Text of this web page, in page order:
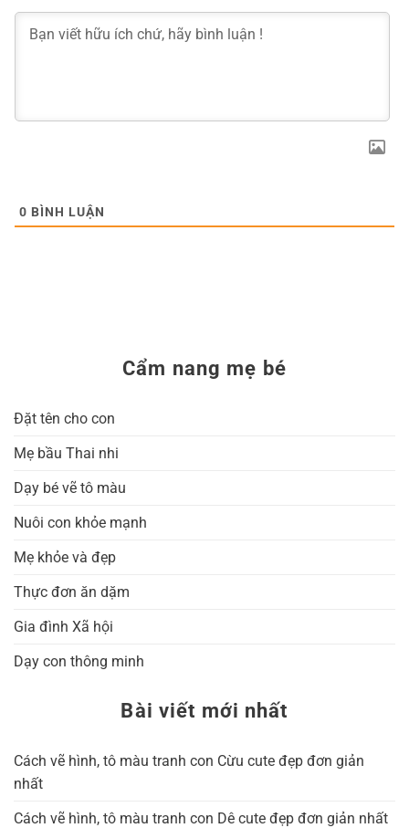
0 BÌNH LUẬN
Cẩm nang mẹ bé
Đặt tên cho con
Mẹ bầu Thai nhi
Dạy bé vẽ tô màu
Nuôi con khỏe mạnh
Mẹ khỏe và đẹp
Thực đơn ăn dặm
Gia đình Xã hội
Dạy con thông minh
Bài viết mới nhất
Cách vẽ hình, tô màu tranh con Cừu cute đẹp đơn giản
nhất
Cách vẽ hình, tô màu tranh con Dê cute đẹp đơn giản nhất